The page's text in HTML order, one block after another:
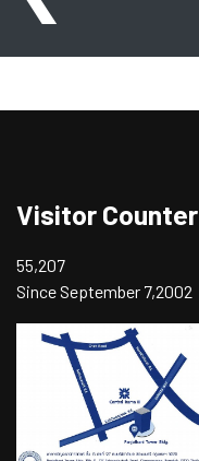
Visitor Counter
55,207
Since September 7,2002